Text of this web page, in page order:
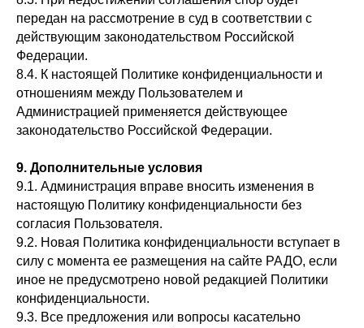
передан на рассмотрение в суд в соответствии с
действующим законодательством Российской
Федерации.
8.4. К настоящей Политике конфиденциальности и
отношениям между Пользователем и
Администрацией применяется действующее
законодательство Российской Федерации.
9. Дополнительные условия
9.1. Администрация вправе вносить изменения в
настоящую Политику конфиденциальности без
согласия Пользователя.
9.2. Новая Политика конфиденциальности вступает в
силу с момента ее размещения на сайте РАДО, если
иное не предусмотрено новой редакцией Политики
конфиденциальности.
9.3. Все предложения или вопросы касательно
8 (8482) 57-00-10
hello@raobe.ru
Для физлиц:
Все права защищены © 2026.
1996-2026, РАДО 2026
Реквизиты
Пользовательское соглашение
Политика конфиденциальности
Договор оферты
Вопросы